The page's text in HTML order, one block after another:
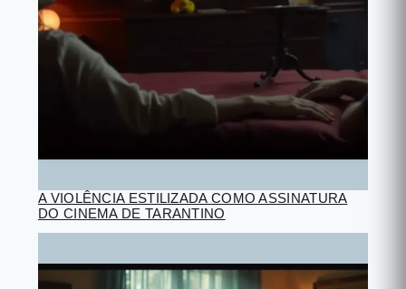
A VIOLÊNCIA ESTILIZADA COMO ASSINATURA
DO CINEMA DE TARANTINO